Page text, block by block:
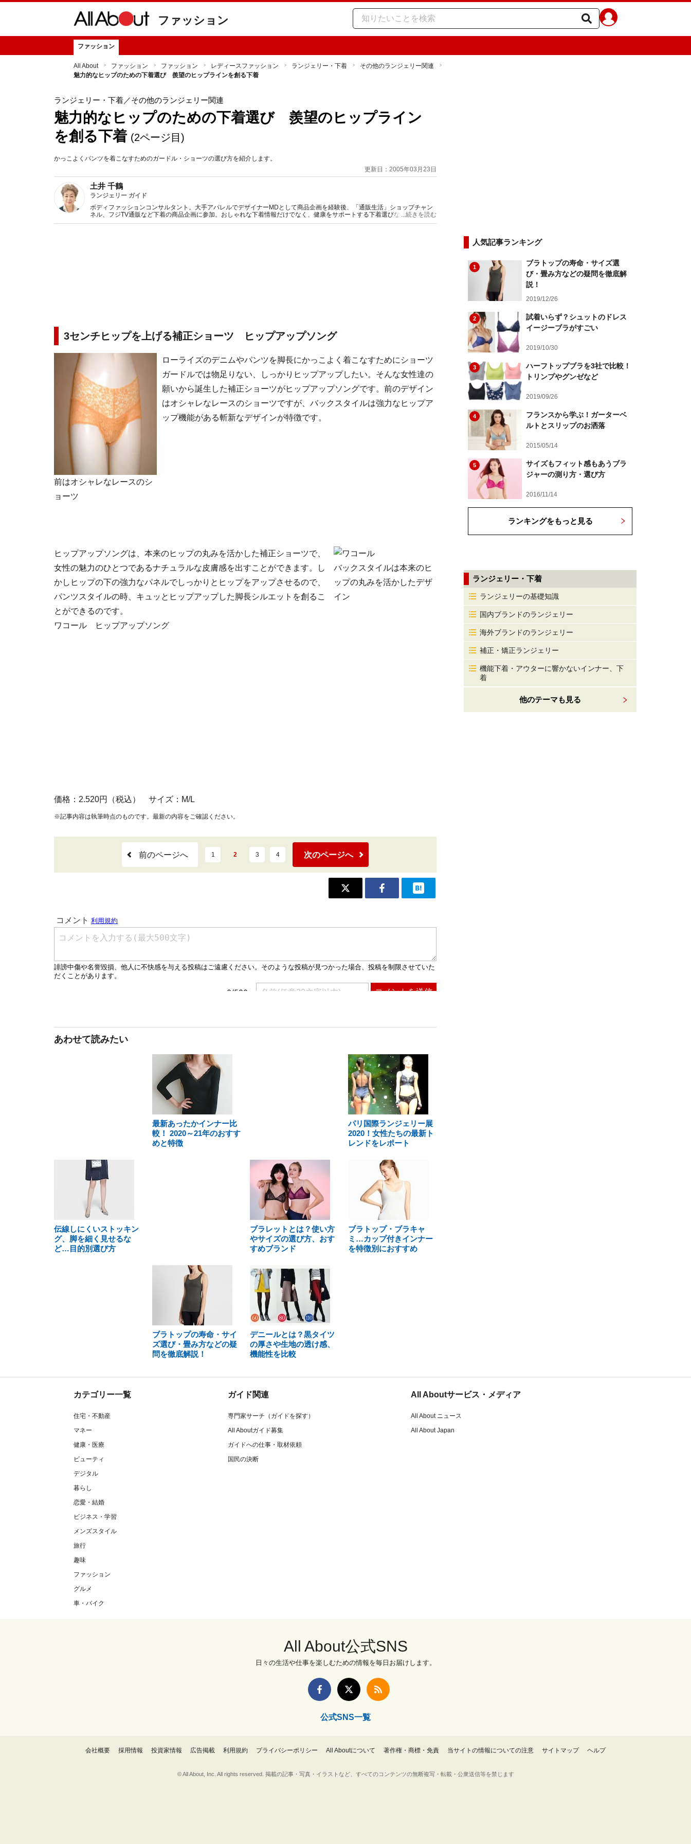
ファッション
ファッション
All About ファッション ファッション レディースファッション ランジェリー・下着
その他のランジェリー関連
魅力的なヒップのための下着選び 羨望のヒップラインを創る下着
ランジェリー・下着／その他のランジェリー関連
魅力的なヒップのための下着選び 羨望のヒップライン
を創る下着 (2ページ目)
かっこよくパンツを着こなすためのガードル・ショーツの選び方を紹介します。
更新日：2005年03月23日
土井 千鶴
ランジェリー ガイド
ボディファッションコンサルタント。大手アパレルでデザイナーMDとして商品企画を経験後、「通販生活」ショップチャン
ネル、フジTV通販など下着の商品企画に参加。おしゃれな下着情報だけでなく、健康をサポートする下着選びなど、ファッ
ションとランジェリー（下着）双方に精通した下着情報を発信。
...続きを読む
3センチヒップを上げる補正ショーツ ヒップアップソング
前はオシャレなレースのシ
ョーツ
ローライズのデニムやパンツを脚長にかっこよく着こなすためにショーツ
ガードルでは物足りない、しっかりヒップアップしたい。そんな女性達の
願いから誕生した補正ショーツがヒップアップソングです。前のデザイン
はオシャレなレースのショーツですが、バックスタイルは強力なヒップア
ップ機能がある斬新なデザインが特徴です。
バックスタイルは本来のヒ
ップの丸みを活かしたデザ
イン
ヒップアップソングは、本来のヒップの丸みを活かした補正ショーツで、
女性の魅力のひとつであるナチュラルな皮膚感を出すことができます。し
かしヒップの下の強力なパネルでしっかりとヒップをアップさせるので、
パンツスタイルの時、キュッとヒップアップした脚長シルエットを創るこ
とができるのです。
ワコール ヒップアップソング
価格：2.520円（税込） サイズ：M/L
※記事内容は執筆時点のものです。最新の内容をご確認ください。
前のページへ 1 2 3 4 次のページへ
あわせて読みたい
最新あったかインナー比
較！ 2020～21年のおすす
めと特徴
パリ国際ランジェリー展
2020！女性たちの最新ト
レンドをレポート
伝線しにくいストッキン
グ、脚を細く見せるな
ど…目的別選び方
ブラレットとは？使い方
やサイズの選び方、おす
すめブランド
ブラトップ・ブラキャ
ミ…カップ付きインナー
を特徴別におすすめ
ブラトップの寿命・サイ
ズ選び・畳み方などの疑
問を徹底解説！
デニールとは？黒タイツ
の厚さや生地の透け感、
機能性を比較
人気記事ランキング
1
ブラトップの寿命・サイズ選
び・畳み方などの疑問を徹底解
説！
2019/12/26
2
試着いらず？シュットのドレス
イージーブラがすごい
2019/10/30
3
ハーフトップブラを3社で比較！
トリンプやグンゼなど
2019/09/26
4
フランスから学ぶ！ガーターベ
ルトとスリップのお洒落
2015/05/14
5
サイズもフィット感もあうブラ
ジャーの測り方・選び方
2016/11/14
ランキングをもっと見る
ランジェリー・下着
ランジェリーの基礎知識
国内ブランドのランジェリー
海外ブランドのランジェリー
補正・矯正ランジェリー
機能下着・アウターに響かないインナー、下
着
他のテーマも見る
カテゴリー一覧
住宅・不動産
マネー
健康・医療
ビューティ
デジタル
暮らし
恋愛・結婚
ビジネス・学習
メンズスタイル
旅行
趣味
ファッション
グルメ
車・バイク
ガイド関連
専門家サーチ（ガイドを探す）
All Aboutガイド募集
ガイドへの仕事・取材依頼
国民の決断
All Aboutサービス・メディア
All About ニュース
All About Japan
All About公式SNS
日々の生活や仕事を楽しむための情報を毎日お届けします。
公式SNS一覧
会社概要 採用情報 投資家情報 広告掲載 利用規約 プライバシーポリシー All Aboutについて 著作権・商標・免責 当サイトの情報についての注意 サイトマップ ヘルプ
© All About, Inc. All rights reserved. 掲載の記事・写真・イラストなど、すべてのコンテンツの無断複写・転載・公衆送信等を禁じます